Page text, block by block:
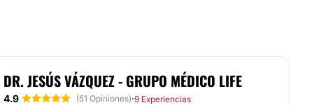
DR. JESÚS VÁZQUEZ - GRUPO MÉDICO LIFE
4.9 (51 Opiniones)·9 Experiencias